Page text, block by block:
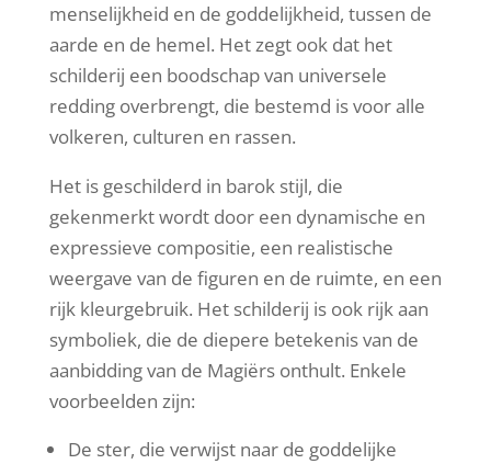
menselijkheid en de goddelijkheid, tussen de
aarde en de hemel. Het zegt ook dat het
schilderij een boodschap van universele
redding overbrengt, die bestemd is voor alle
volkeren, culturen en rassen.
Het is geschilderd in barok stijl, die
gekenmerkt wordt door een dynamische en
expressieve compositie, een realistische
weergave van de figuren en de ruimte, en een
rijk kleurgebruik. Het schilderij is ook rijk aan
symboliek, die de diepere betekenis van de
aanbidding van de Magiërs onthult. Enkele
voorbeelden zijn:
De ster, die verwijst naar de goddelijke